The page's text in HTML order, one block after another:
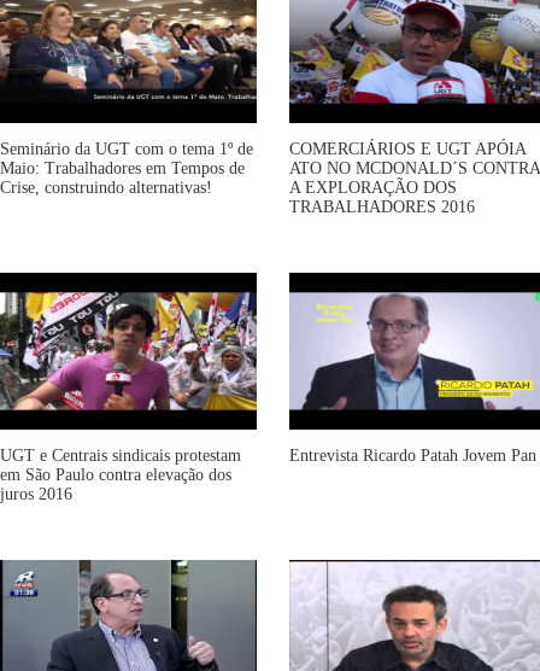
Seminário da UGT com o tema 1º de
Maio: Trabalhadores em Tempos de
Crise, construindo alternativas!
COMERCIÁRIOS E UGT APÓIA
ATO NO MCDONALD´S CONTRA
A EXPLORAÇÃO DOS
TRABALHADORES 2016
UGT e Centrais sindicais protestam
em São Paulo contra elevação dos
juros 2016
Entrevista Ricardo Patah Jovem Pan